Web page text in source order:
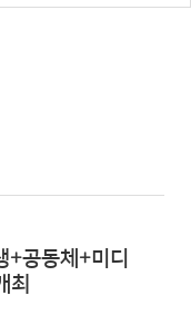
+공동체+미디
최